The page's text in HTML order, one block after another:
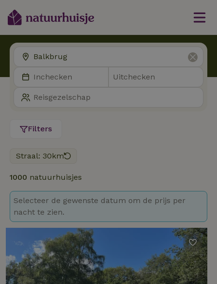
Filters
Straal: 30km
1000 natuurhuisjes
Selecteer de gewenste datum om de prijs per
nacht te zien.